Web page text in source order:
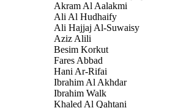
Akram Al Aalakmi
Ali Al Hudhaify
Ali Hajjaj Al-Suwaisy
Aziz Alili
Besim Korkut
Fares Abbad
Hani Ar-Rifai
Ibrahim Al Akhdar
Ibrahim Walk
Khaled Al Qahtani